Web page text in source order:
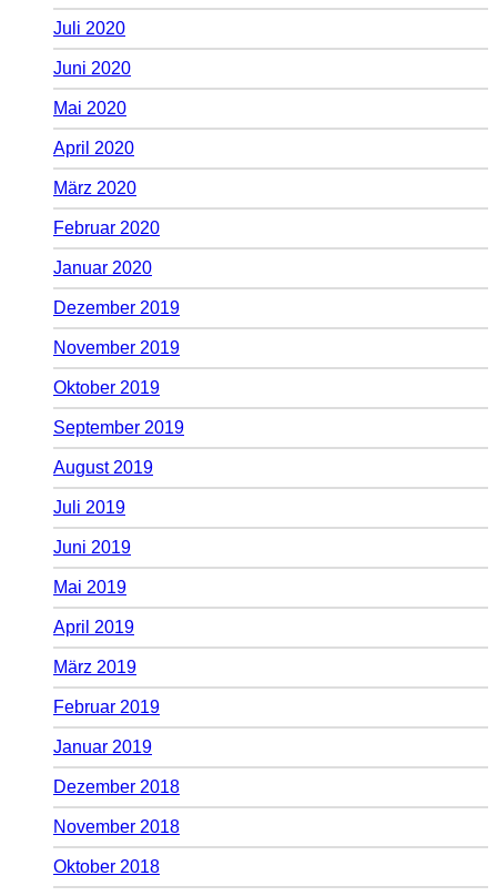
Juli 2020
Juni 2020
Mai 2020
April 2020
März 2020
Februar 2020
Januar 2020
Dezember 2019
November 2019
Oktober 2019
September 2019
August 2019
Juli 2019
Juni 2019
Mai 2019
April 2019
März 2019
Februar 2019
Januar 2019
Dezember 2018
November 2018
Oktober 2018